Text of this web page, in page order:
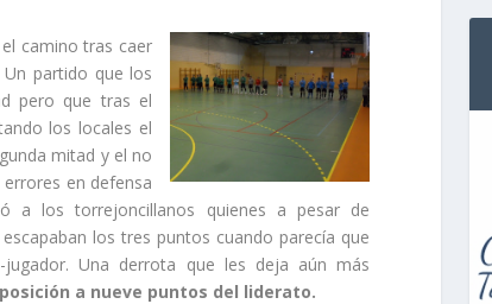
camino tras caer
Un partido que los
pero que tras el
los locales el
mitad y el no
en defensa
los torrejoncillanos quienes a pesar de
los tres puntos cuando parecía que
Una derrota que les deja aún más
a nueve puntos del liderato.